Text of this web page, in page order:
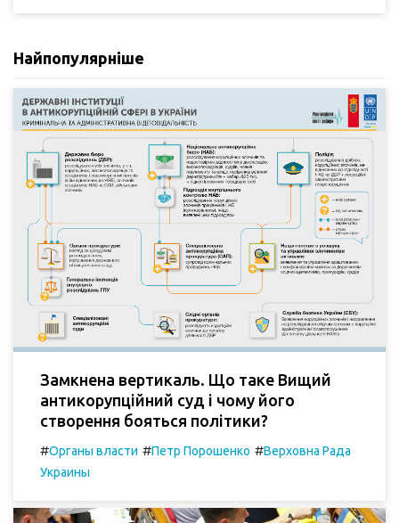
Найпопулярніше
Замкнена вертикаль. Що таке Вищий
антикорупційний суд і чому його
створення бояться політики?
#Органы власти #Петр Порошенко #Верховна Рада
Украины